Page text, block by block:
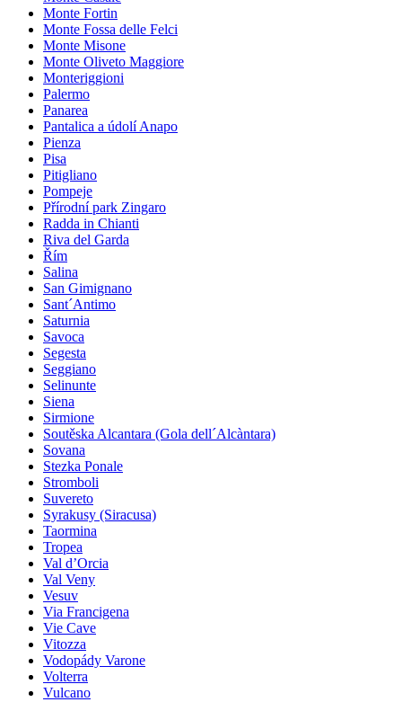
Monte Fortin
Monte Fossa delle Felci
Monte Misone
Monte Oliveto Maggiore
Monteriggioni
Palermo
Panarea
Pantalica a údolí Anapo
Pienza
Pisa
Pitigliano
Pompeje
Přírodní park Zingaro
Radda in Chianti
Riva del Garda
Řím
Salina
San Gimignano
Sant´Antimo
Saturnia
Savoca
Segesta
Seggiano
Selinunte
Siena
Sirmione
Soutěska Alcantara (Gola dell´Alcàntara)
Sovana
Stezka Ponale
Stromboli
Suvereto
Syrakusy (Siracusa)
Taormina
Tropea
Val d’Orcia
Val Veny
Vesuv
Via Francigena
Vie Cave
Vitozza
Vodopády Varone
Volterra
Vulcano